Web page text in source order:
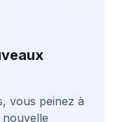
vous peinez à